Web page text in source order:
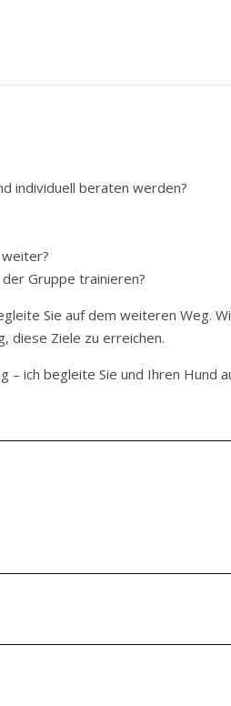
individuell beraten werden?
Gruppe trainieren?
Sie auf dem weiteren Weg.
diese Ziele zu erreichen.
ich begleite Sie und Ihren Hund